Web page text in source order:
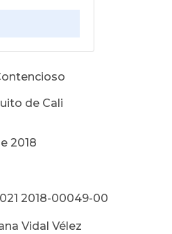
de Cali
2018-00049-00
Vidal Vélez